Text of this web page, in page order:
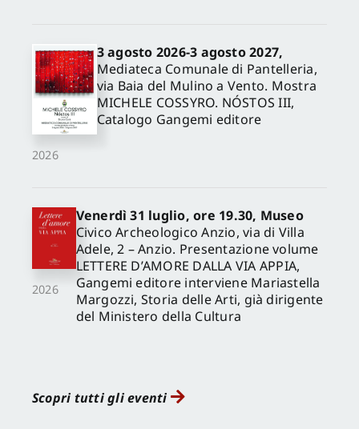
2026
3 agosto 2026-3 agosto 2027,
Mediateca Comunale di Pantelleria,
via Baia del Mulino a Vento. Mostra
MICHELE COSSYRO. NÓSTOS III,
Catalogo Gangemi editore
2026
Venerdì 31 luglio, ore 19.30, Museo
Civico Archeologico Anzio, via di Villa
Adele, 2 – Anzio. Presentazione volume
LETTERE D’AMORE DALLA VIA APPIA,
Gangemi editore interviene Mariastella
Margozzi, Storia delle Arti, già dirigente
del Ministero della Cultura
Scopri tutti gli eventi